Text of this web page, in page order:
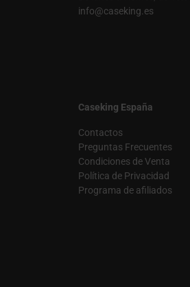
info@caseking.es
Caseking España
Contactos
Preguntas Frecuentes
Condiciones de Venta
Política de Privacidad
Programa de afiliados